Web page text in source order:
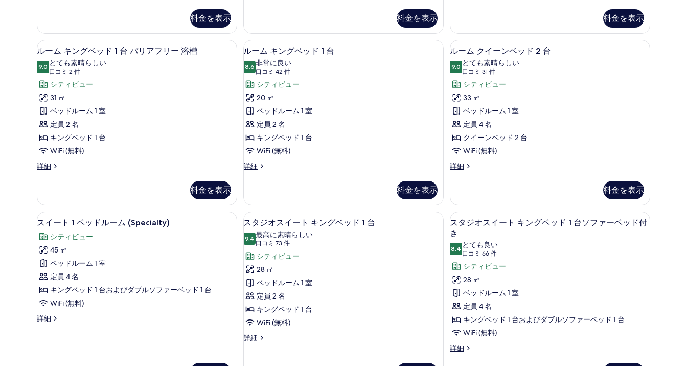
リ
ア
フ
リ
ー
浴
槽
の
す
べ
て
真
を
表
示
す
る
ッ
ド
ル
ー
ム
バ
リ
ア
フ
リ
ー
槽
の
細
料金を表示
リ
ア
フ
リ
ー
浴
槽
の
す
べ
て
真
を
表
示
す
る
1
ベ
ッ
ル
ム
バ
リ
ア
フ
ー
浴
の
料金を表示
(Sofa
Bed
and
Shower)
の
す
べ
て
の
写
を
示
す
る
イ
ー
ン
ッ
2
台
(Sofa
Bed
and
の
詳
料金を表示
ル
ー
ム
キ
ン
グ
ベ
ッ
ド
1
リ
ア
フ
リ
ー
浴
槽
の
す
べ
セーフティボックス (室内)、デスク、ノートパソコン用作業スペース、遮光カーテン
4
ルーム キングベッド 1 台 バリアフリー 浴槽
9.010 点中 9.0
とても素晴らしい
口コミ 2 件
(口
コ
ミ
件)
シティビュー
31 ㎡
ベッドルーム 1 室
定員 2 名
キングベッド 1 台
WiFi (無料)
詳細
ル
ン
グ
ベ
ド
台
バ
リ
ア
フ
リ
ー
浴
料金を表示
ル
ー
ム
キ
ン
グ
ベ
ッ
ド
1
す
べ
て
の
写
真
を
表
示
す
る
セーフティボックス (室内)、デスク、ノートパソコン用作業スペース、遮光カーテン
4
ルーム キングベッド 1 台
8.610 点中 8.6
非常に良い
口コミ 42 件
(口
コ
ミ
42
件)
シティビュー
20 ㎡
ベッドルーム 1 室
定員 2 名
キングベッド 1 台
WiFi (無料)
詳細
ル
ン
グ
ベ
ド
台
の
詳
細
料金を表示
ル
ー
ム
ク
イ
ー
ン
ベ
ッ
ド
の
す
べ
て
の
写
真
を
表
示
す
る
セーフティボックス (室内)、デスク、ノー
5
ルーム クイーンベッド 2 台
9.010 点中 9.0
とても素晴らしい
口コミ 31 件
(口
コ
ミ
31
件)
シティビュー
33 ㎡
ベッドルーム 1 室
定員 4 名
クイーンベッド 2 台
WiFi (無料)
詳細
ル
イ
ー
ン
ベ
ッ
ド
2
台
の
詳
細
料金を表示
ス
イ
ー
ト
ベ
ッ
ド
ル
10
スイート 1 ベッドルーム (Specialty)
シティビュー
45 ㎡
ベッドルーム 1 室
定員 4 名
キングベッド 1 台およびダブルソファーベッド 1 台
WiFi (無料)
詳細
ス
ス
タ
ジ
オ
ス
イ
ー
ト
キ
ン
セーフティボックス (室内)、デスク、ノートパソコン用作業スペース、遮光カーテン
6
スタジオスイート キングベッド 1 台
9.410 点中 9.4
最高に素晴らしい
口コミ 73 件
(口
コ
ミ
73
件)
シティビュー
28 ㎡
ベッドルーム 1 室
定員 2 名
キングベッド 1 台
WiFi (無料)
詳細
ス
ス
タ
ジ
オ
ス
イ
ー
ト
キ
ン
グ
セーフティボックス (室内)、デスク、ノー
6
スタジオスイート キングベッド 1 台ソファーベッド付
き
8.410 点中 8.4
とても良い
口コミ 66 件
(口
コ
ミ
66
件)
シティビュー
28 ㎡
ベッドルーム 1 室
定員 4 名
キングベッド 1 台およびダブルソファーベッド 1 台
WiFi (無料)
詳細
ス